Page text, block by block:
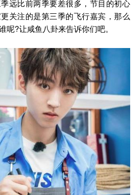
远比前两季要差很多，节目的初心
关注的是第三季的飞行嘉宾，那么
呢?让咸鱼八卦来告诉你们吧。